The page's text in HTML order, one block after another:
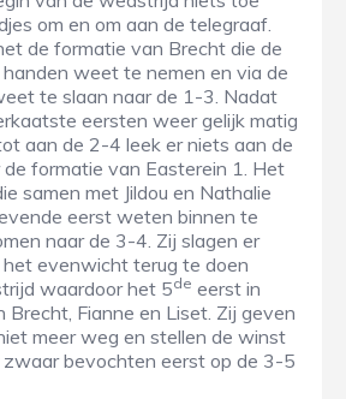
om en om aan de telegraaf.
de formatie van Brecht die de
weet te nemen en via de
te slaan naar de 1-3. Nadat
eersten weer gelijk matig
aan de 2-4 leek er niets aan de
formatie van Easterein 1. Het
samen met Jildou en Nathalie
eerst weten binnen te
naar de 3-4. Zij slagen er
evenwicht terug te doen
waardoor het 5de eerst in
Brecht, Fianne en Liset. Zij geven
meer weg en stellen de winst
zwaar bevochten eerst op de 3-5